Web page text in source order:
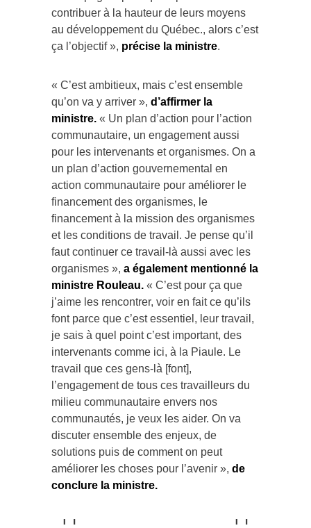
contribuer à la hauteur de leurs moyens
au développement du Québec., alors c’est
ça l’objectif », précise la ministre
« C’est ambitieux, mais c’est ensemble
qu’on va y arriver », d’affirmer la
ministre.
« Un plan d’action pour l’action
communautaire, un engagement aussi
pour les intervenants et organismes. On a
un plan d’action gouvernemental en
action communautaire pour améliorer le
financement des organismes, le
financement à la mission des organismes
et les conditions de travail. Je pense qu’il
faut continuer ce travail-là aussi avec les
organismes », a également mentionné la
ministre Rouleau.
« C’est pour ça que
j’aime les rencontrer, voir en fait ce qu’ils
font parce que c’est essentiel, leur travail,
je sais à quel point c’est important, des
intervenants comme ici, à la Piaule. Le
travail que ces gens-là [font],
l’engagement de tous ces travailleurs du
milieu communautaire envers nos
communautés, je veux les aider. On va
discuter ensemble des enjeux, de
solutions puis de comment on peut
améliorer les choses pour l’avenir », de
conclure la ministre.